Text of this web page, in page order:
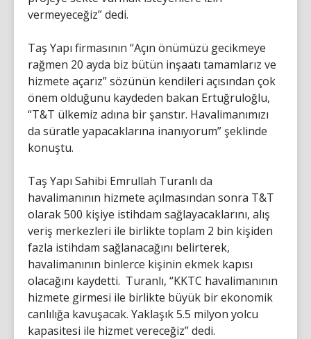
vermeyeceğiz” dedi.
Taş Yapı firmasının “Açın önümüzü gecikmeye
rağmen 20 ayda biz bütün inşaatı tamamlarız ve
hizmete açarız” sözünün kendileri açısından çok
önem olduğunu kaydeden bakan Ertuğruloğlu,
“T&T ülkemiz adına bir şanstır. Havalimanımızı
da süratle yapacaklarına inanıyorum” şeklinde
konuştu.
Taş Yapı Sahibi Emrullah Turanlı da
havalimanının hizmete açılmasından sonra T&T
olarak 500 kişiye istihdam sağlayacaklarını, alış
veriş merkezleri ile birlikte toplam 2 bin kişiden
fazla istihdam sağlanacağını belirterek,
havalimanının binlerce kişinin ekmek kapısı
olacağını kaydetti. Turanlı, “KKTC havalimanının
hizmete girmesi ile birlikte büyük bir ekonomik
canlılığa kavuşacak. Yaklaşık 5.5 milyon yolcu
kapasitesi ile hizmet vereceğiz” dedi.